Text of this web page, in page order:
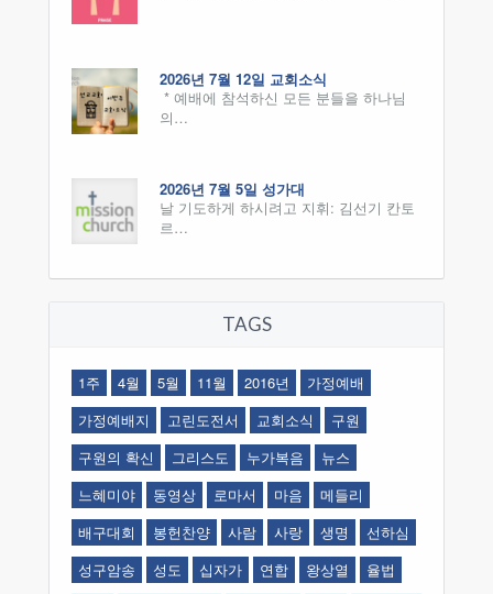
2026년 7월 12일 교회소식
* 예배에 참석하신 모든 분들을 하나님
의…
2026년 7월 5일 성가대
날 기도하게 하시려고 지휘: 김선기 칸토
르…
TAGS
1주 4월 5월 11월 2016년
가정예배
가정예배지
고린도전서 교회소식
구원
구원의 확신
그리스도 누가복음
뉴스
느혜미야
동영상 로마서 마음
메들리
배구대회
봉헌찬양 사람 사랑 생명
선하심
성구암송
성도 십자가 연합 왕상열
율법